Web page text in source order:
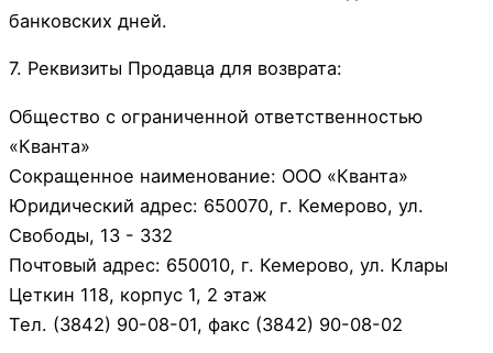
банковских дней.
7. Реквизиты Продавца для возврата:
Общество с ограниченной ответственностью
«Кванта»
Сокращенное наименование: ООО «Кванта»
Юридический адрес: 650070, г. Кемерово, ул.
Свободы, 13 - 332
Почтовый адрес: 650010, г. Кемерово, ул. Клары
Цеткин 118, корпус 1, 2 этаж
Тел. (3842) 90-08-01, факс (3842) 90-08-02